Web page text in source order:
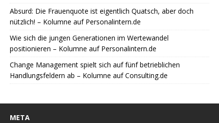
Absurd: Die Frauenquote ist eigentlich Quatsch, aber doch
nützlich! – Kolumne auf Personalintern.de
Wie sich die jungen Generationen im Wertewandel
positionieren – Kolumne auf Personalintern.de
Change Management spielt sich auf fünf betrieblichen
Handlungsfeldern ab – Kolumne auf Consulting.de
META